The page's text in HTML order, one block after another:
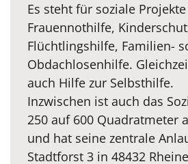
Es steht für soziale
Frauennothilfe,
Flüchtlingshilfe, Familien-
Obdachlosenhilfe.
auch Hilfe zur Selbsthilfe.
Inzwischen ist auch das
250 auf 600 Quadratmeter
und hat seine zentrale
Stadtforst 3 in 48432